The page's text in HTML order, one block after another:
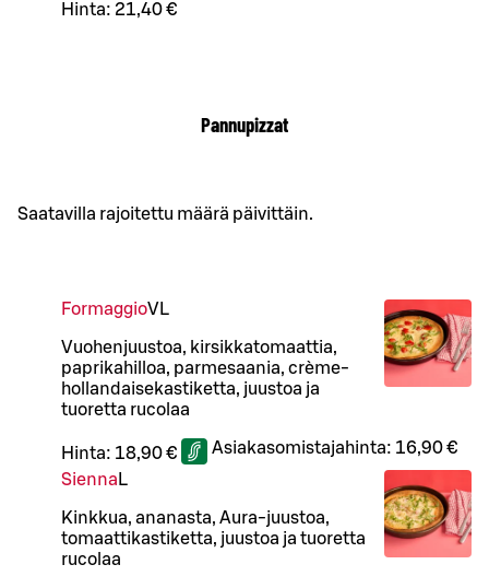
Hinta: 21,40 €
Pannupizzat
Saatavilla rajoitettu määrä päivittäin.
FormaggioVL
Vuohenjuustoa, kirsikkatomaattia,
paprikahilloa, parmesaania, crème-
hollandaisekastiketta, juustoa ja
tuoretta rucolaa
Hinta: 18,90 € Asiakasomistajahinta: 16,90 €
Sienna L
Kinkkua, ananasta, Aura-juustoa,
tomaattikastiketta, juustoa ja tuoretta
rucolaa